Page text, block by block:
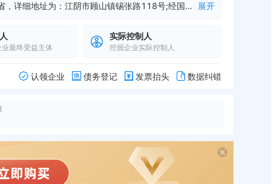
江苏浩漾冷却设备有限公司是一家从事制冷,空调设备制造,制冷等业务的公司，成立于2012年09月13日，公司坐落在江苏省，详细地址为：江阴市顾山镇锡张路118号;经国家企业信用信息公示系统查询得知，江苏浩漾冷却设备有限公司的信用代码/税号为91320205053501554H，法人是翁新国，注册资本为3500.000000万人民币，企业的经营范围为:一般项目：制冷、空调设备制造；制冷、空调设备销售；环境保护专用设备制造；环境保护专用设备销售；通用设备制造（不含特种设备制造）；机械设备销售；机械零件、零部件加工；机械零件、零部件销售；普通机械设备安装服务；电子、机械设备维护（不含特种设备）（除依法须经批准的项目外，凭营业执照依法自主开展经营活动） 展开
最终受益主体
实际控制人
挖掘企业实际控制人
认领企业 债务登记 发票抬头 数据纠错